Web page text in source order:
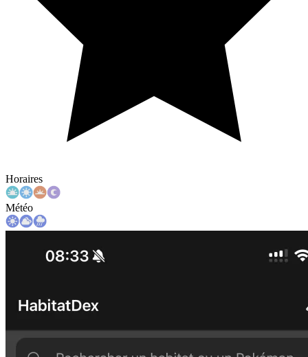
Horaires
Météo